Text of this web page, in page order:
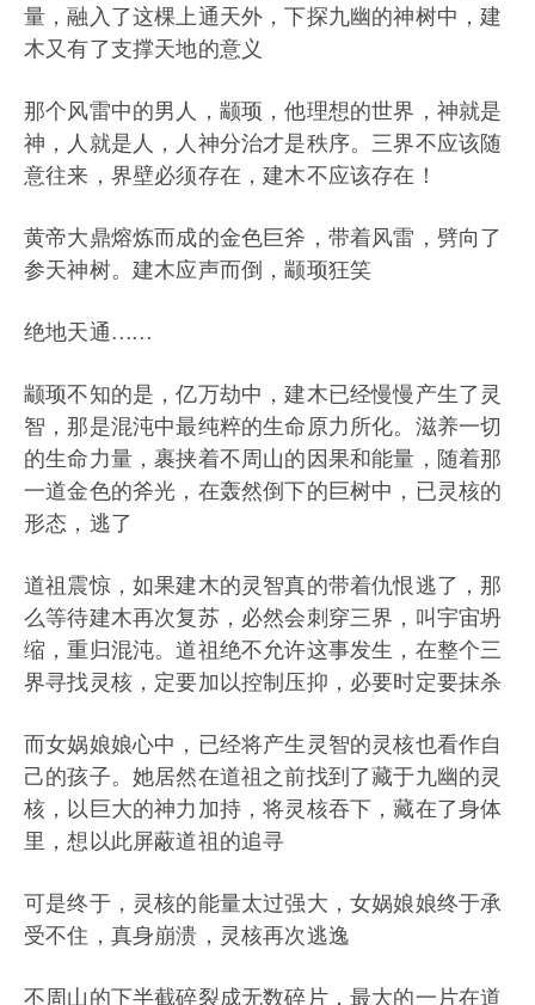
量，融入了这棵上通天外，下探九幽的神树中，建
木又有了支撑天地的意义
那个风雷中的男人，颛顼，他理想的世界，神就是
神，人就是人，人神分治才是秩序。三界不应该随
意往来，界壁必须存在，建木不应该存在！
黄帝大鼎熔炼而成的金色巨斧，带着风雷，劈向了
参天神树。建木应声而倒，颛顼狂笑
绝地天通……
颛顼不知的是，亿万劫中，建木已经慢慢产生了灵
智，那是混沌中最纯粹的生命原力所化。滋养一切
的生命力量，裹挟着不周山的因果和能量，随着那
一道金色的斧光，在轰然倒下的巨树中，已灵核的
形态，逃了
道祖震惊，如果建木的灵智真的带着仇恨逃了，那
么等待建木再次复苏，必然会刺穿三界，叫宇宙坍
缩，重归混沌。道祖绝不允许这事发生，在整个三
界寻找灵核，定要加以控制压抑，必要时定要抹杀
而女娲娘娘心中，已经将产生灵智的灵核也看作自
己的孩子。她居然在道祖之前找到了藏于九幽的灵
核，以巨大的神力加持，将灵核吞下，藏在了身体
里，想以此屏蔽道祖的追寻
可是终于，灵核的能量太过强大，女娲娘娘终于承
受不住，真身崩溃，灵核再次逃逸
不周山的下半截碎裂成无数碎片，最大的一片在道